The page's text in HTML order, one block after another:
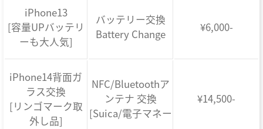
iPhone13
[容量UPバッテリ
ーも大人気]
バッテリー交換
Battery Change
¥6,000-
iPhone14背面ガ
ラス交換
[リンゴマーク取
外し品]
NFC/Bluetoothア
ンテナ 交換
[Suica/電子マネー
¥14,500-